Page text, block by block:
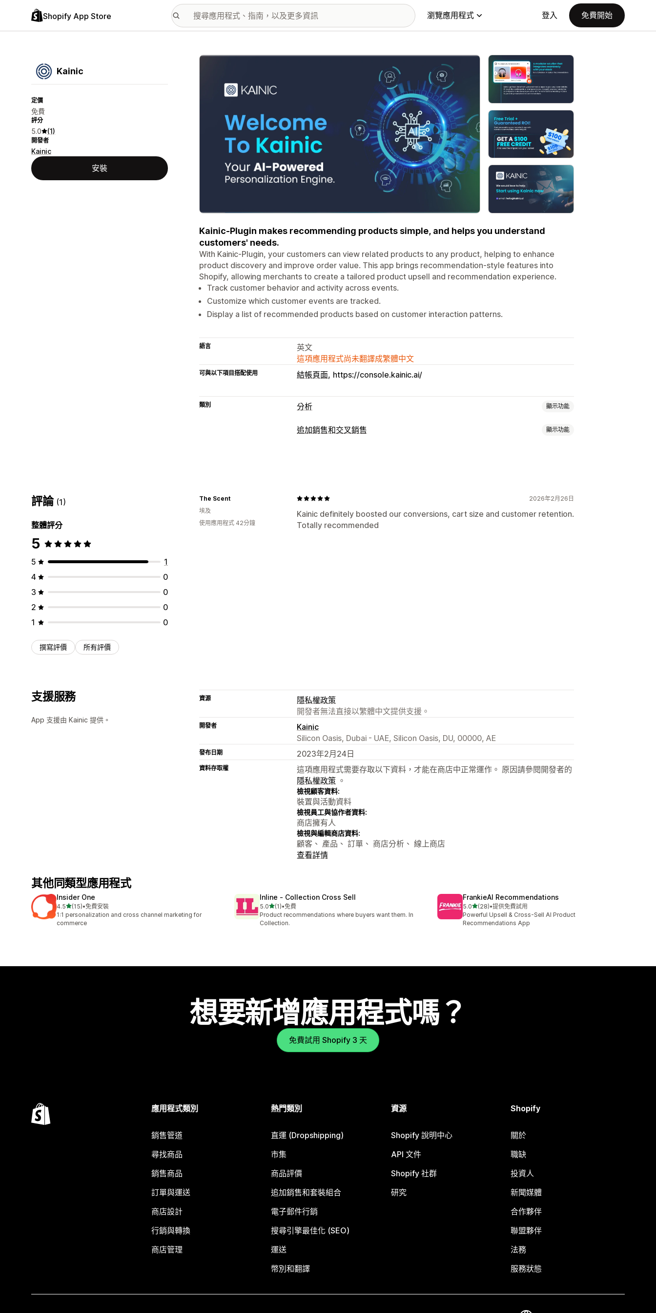
Shopify App Store 瀏覽應用程式 登入 免費開始
Kainic
定價
免費
評分
5.0 (1)
開發者
Kainic
安裝
主要圖片圖庫
Kainic-Plugin makes recommending products simple, and helps you understand
customers' needs.
With Kainic-Plugin, your customers can view related products to any product, helping to enhance
product discovery and improve order value. This app brings recommendation-style features into
Shopify, allowing merchants to create a tailored product upsell and recommendation experience.
Track customer behavior and activity across events.
Customize which customer events are tracked.
Display a list of recommended products based on customer interaction patterns.
語言
英文
這項應用程式尚未翻譯成繁體中文
可與以下項目搭配使用 結帳頁面 https://console.kainic.ai/
類別 分析 顯示功能
顧客行為
視覺化內容和報告
分析控制面板
追加銷售和交叉銷售 顯示功能
AI 推薦功能
分析
評論 (1)
整體評分
5
5
1
4
0
3
0
2
0
1
0
撰寫評價 所有評價
2026年2月26日
Kainic definitely boosted our conversions, cart size and customer retention.
Totally recommended
The Scent
埃及
使用應用程式 42分鐘
支援服務
App 支援由 Kainic 提供。
資源
隱私權政策
開發者無法直接以繁體中文提供支援。
開發者
Kainic
Silicon Oasis, Dubai - UAE, Silicon Oasis, DU, 00000, AE
發布日期 2023年2月24日
資料存取權
這項應用程式需要存取以下資料，才能在商店中正常運作。 原因請參閱開發者的
隱私權政策 。
檢視顧客資料:
裝置與活動資料
檢視員工與協作者資料:
商店擁有人
檢視與編輯商店資料:
顧客、 產品、 訂單、 商店分析、 線上商店
查看詳情
其他同類型應用程式
Insider One
4.5滿分 5 顆星
(15)
共有 15 則評價
•免費安裝
1:1 personalization and cross channel marketing for
commerce
Inline ‑ Collection Cross Sell
5.0滿分 5 顆星
(1)
共有 1 則評價
•免費
Product recommendations where buyers want them. In
Collection.
FrankieAI Recommendations
5.0滿分 5 顆星
(28)
共有 28 則評價
•提供免費試用
Powerful Upsell & Cross-Sell AI Product
Recommendations App
想要新增應用程式嗎？
免費試用 Shopify 3 天
應用程式類別
銷售管道
尋找商品
銷售商品
訂單與運送
商店設計
行銷與轉換
商店管理
熱門類別
直運 (Dropshipping)
市集
商品評價
追加銷售和套裝組合
電子郵件行銷
搜尋引擎最佳化 (SEO)
運送
幣別和翻譯
資源
Shopify 說明中心
API 文件
Shopify 社群
研究
Shopify
關於
職缺
投資人
新聞媒體
合作夥伴
聯盟夥伴
法務
服務狀態